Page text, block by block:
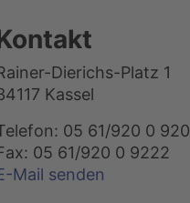
Dierichs-Platz 1
Kassel
05 61/920 0 920
05 61/920 0 9222
Mail senden